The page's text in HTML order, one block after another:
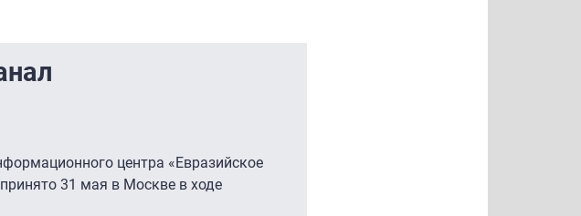
центра «Евразийское
31 мая в Москве в ходе